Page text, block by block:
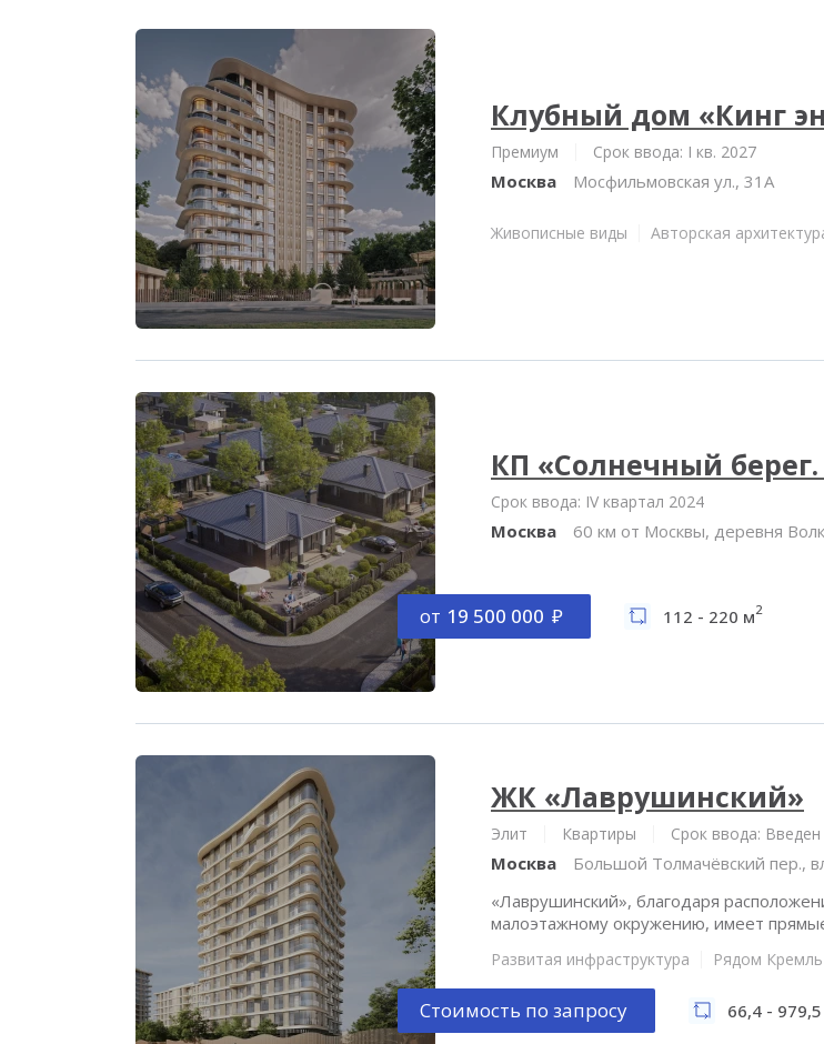
Клубный дом «Кинг
Премиум Срок ввода: I кв. 2027
Москва Мосфильмовская ул., 31А
Живописные виды Авторская
КП «Солнечный берег.
Срок ввода: IV квартал 2024
Москва 60 км от Москвы, деревня
от 19 500 000 112 - 220 м2
ЖК «Лаврушинский»
Элит Квартиры Срок ввода:
Москва
Большой Толмачёвский пер.,
«Лаврушинский», благодаря
малоэтажному окружению, имеет
Развитая инфраструктура Рядом Кремль
Стоимость по запросу 66,4 -